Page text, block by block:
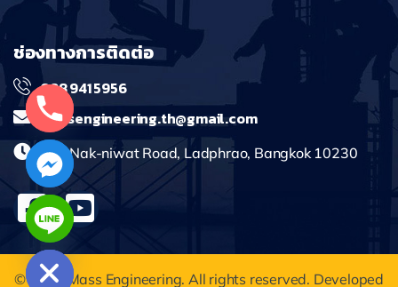
ช่องทางการติดต่อ
098 941 5956
massengineering.th@gmail.com
241 Nak-niwat Road, Ladphrao, Bangkok 10230
© 2025 Mass Engineering. All rights reserved. Developed
Hide
chaty